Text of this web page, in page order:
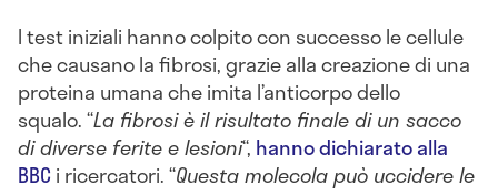
I test iniziali hanno colpito con successo le cellule
che causano la fibrosi, grazie alla creazione di una
proteina umana che imita l’anticorpo dello
squalo. “La fibrosi è il risultato finale di un sacco
di diverse ferite e lesioni“, hanno dichiarato alla
BBC i ricercatori. “Questa molecola può uccidere le